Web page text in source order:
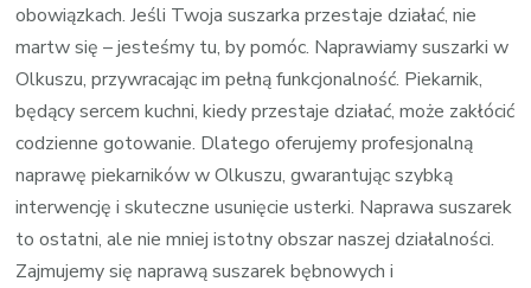
obowiązkach. Jeśli Twoja suszarka przestaje działać, nie
martw się – jesteśmy tu, by pomóc. Naprawiamy suszarki w
Olkuszu, przywracając im pełną funkcjonalność. Piekarnik,
będący sercem kuchni, kiedy przestaje działać, może zakłócić
codzienne gotowanie. Dlatego oferujemy profesjonalną
naprawę piekarników w Olkuszu, gwarantując szybką
interwencję i skuteczne usunięcie usterki. Naprawa suszarek
to ostatni, ale nie mniej istotny obszar naszej działalności.
Zajmujemy się naprawą suszarek bębnowych i